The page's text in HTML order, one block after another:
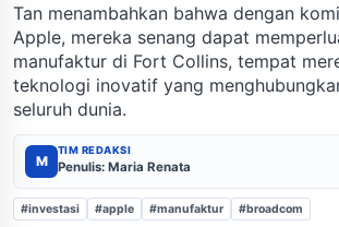
Tan menambahkan bahwa dengan
Apple, mereka senang dapat
manufaktur di Fort Collins, tempat
teknologi inovatif yang
seluruh dunia.
M
TIM REDAKSI
Penulis: Maria Renata
#investasi #apple #manufaktur #broadcom